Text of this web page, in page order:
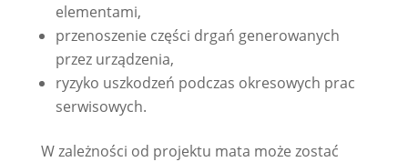
elementami,
przenoszenie części drgań generowanych
przez urządzenia,
ryzyko uszkodzeń podczas okresowych prac
serwisowych.
W zależności od projektu mata może zostać